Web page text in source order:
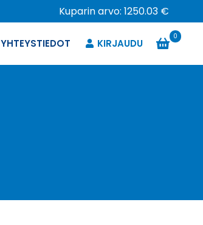
Kuparin arvo: 1250.03 €
YHTEYSTIEDOT KIRJAUDU
0